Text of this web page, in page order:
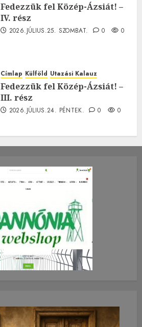
Fedezzük fel Közép-Ázsiát! –
IV. rész
2026.JÚLIUS.25. SZOMBAT. 0 0
Címlap Külföld Utazási Kalauz
Fedezzük fel Közép-Ázsiát! –
III. rész
2026.JÚLIUS.24. PÉNTEK. 0 0